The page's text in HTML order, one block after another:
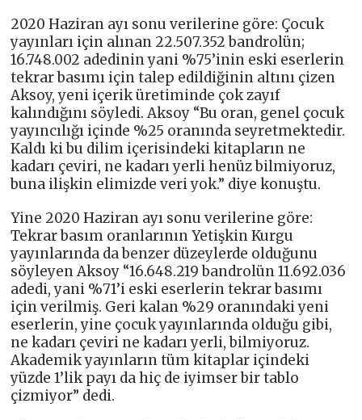
2020 Haziran ayı sonu verilerine göre: Çocuk
yayınları için alınan 22.507.352 bandrolün;
16.748.002 adedinin yani %75’inin eski eserlerin
tekrar basımı için talep edildiğinin altını çizen
Aksoy, yeni içerik üretiminde çok zayıf
kalındığını söyledi. Aksoy “Bu oran, genel çocuk
yayıncılığı içinde %25 oranında seyretmektedir.
Kaldı ki bu dilim içerisindeki kitapların ne
kadarı çeviri, ne kadarı yerli henüz bilmiyoruz,
buna ilişkin elimizde veri yok.” diye konuştu.
Yine 2020 Haziran ayı sonu verilerine göre:
Tekrar basım oranlarının Yetişkin Kurgu
yayınlarında da benzer düzeylerde olduğunu
söyleyen Aksoy “16.648.219 bandrolün 11.692.036
adedi, yani %71’i eski eserlerin tekrar basımı
için verilmiş. Geri kalan %29 oranındaki yeni
eserlerin, yine çocuk yayınlarında olduğu gibi,
ne kadarı çeviri ne kadarı yerli, bilmiyoruz.
Akademik yayınların tüm kitaplar içindeki
yüzde 1’lik payı da hiç de iyimser bir tablo
çizmiyor” dedi.